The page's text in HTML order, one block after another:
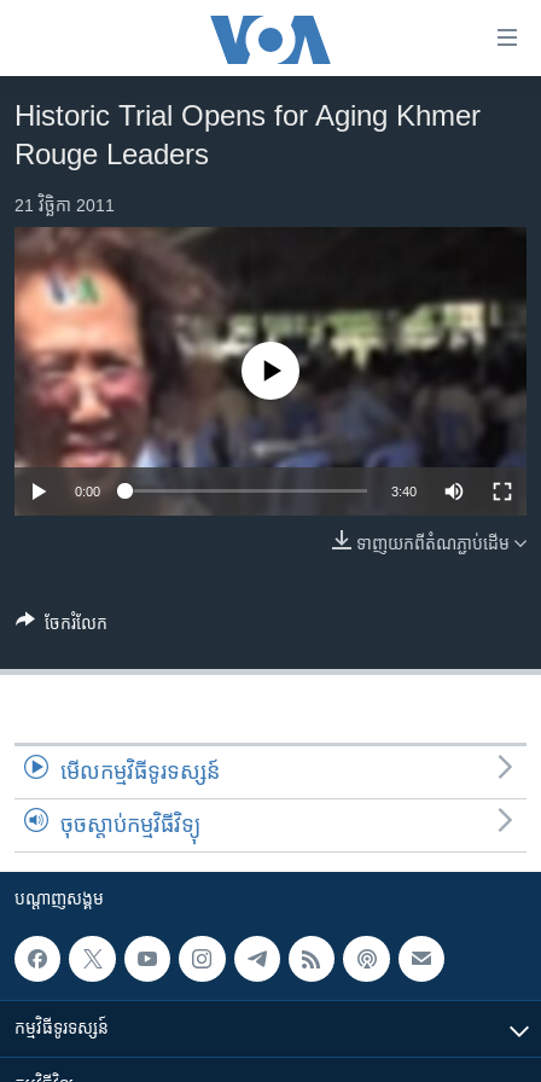
ទាក់ទង
រំលង​
និង​
ចូល​
ទៅ​​
ទំព័រ​
ព័ត៌មាន​​
តែ​
រំលង​
ចូល​
ទំព័រ​
និង​
ទំព័រ​
ស្វែង​
រក
កម្ពុជា
អន្តរជាតិ
អាមេរិក
ចិន
ហេឡូវីអូអេ
កម្ពុជាច្នៃប្រតិដ្ឋ
ព្រឹត្តិការណ៍ព័ត៌មាន
ទូរទស្សន៍ / វីដេអូ​
វិទ្យុ / ផតខាសថ៍
កម្មវិធីទាំងអស់
ភាសា
Historic Trial Opens for Aging Khmer
Rouge Leaders
21 វិច្ឆិកា 2011
No media source currently available
0:00 3:40
ទាញ​យក​ពី​តំណភ្ជាប់​ដើម
ចែករំលែក
មើល​កម្មវិធី​ទូរទស្សន៍
ចុចស្តាប់កម្មវិធីវិទ្យុ
បណ្តាញ​សង្គម
កម្មវិធី​ទូរទស្សន៍